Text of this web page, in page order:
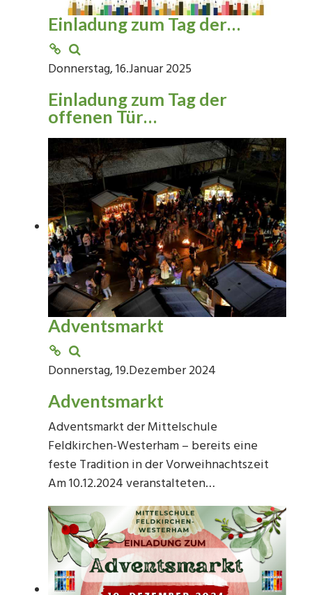
Einladung zum Tag der…
Donnerstag, 16.Januar 2025
Einladung zum Tag der
offenen Tür…
Adventsmarkt
Donnerstag, 19.Dezember 2024
Adventsmarkt
Adventsmarkt der Mittelschule
Feldkirchen-Westerham – bereits eine
feste Tradition in der Vorweihnachtszeit
Am 10.12.2024 veranstalteten…